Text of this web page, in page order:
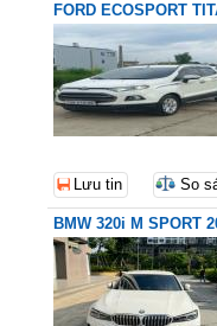
FORD ECOSPORT
Lưu tin So
BMW 320i M SPORT